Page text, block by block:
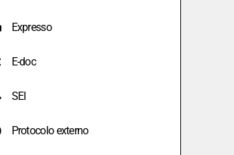
Expresso
E-doc
SEI
Protocolo externo